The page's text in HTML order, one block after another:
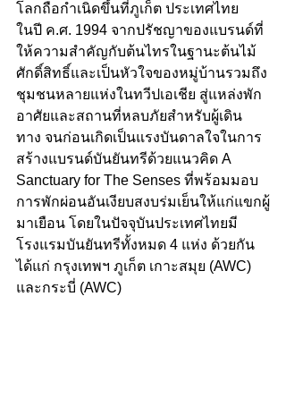
โลกถือกำเนิดขึ้นที่ภูเก็ต ประเทศไทย
ในปี ค.ศ. 1994 จากปรัชญาของแบรนด์ที่
ให้ความสำคัญกับต้นไทรในฐานะต้นไม้
ศักดิ์สิทธิ์และเป็นหัวใจของหมู่บ้านรวมถึง
ชุมชนหลายแห่งในทวีปเอเชีย สู่แหล่งพัก
อาศัยและสถานที่หลบภัยสำหรับผู้เดิน
ทาง จนก่อนเกิดเป็นแรงบันดาลใจในการ
สร้างแบรนด์บันยันทรีด้วยแนวคิด A
Sanctuary for The Senses ที่พร้อมมอบ
การพักผ่อนอันเงียบสงบร่มเย็นให้แก่แขกผู้
มาเยือน โดยในปัจจุบันประเทศไทยมี
โรงแรมบันยันทรีทั้งหมด 4 แห่ง ด้วยกัน
ได้แก่ กรุงเทพฯ ภูเก็ต เกาะสมุย (AWC)
และกระบี่ (AWC)